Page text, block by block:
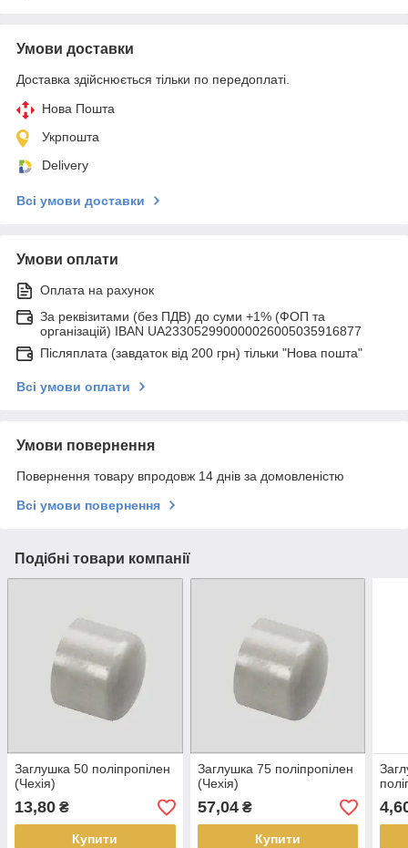
Умови доставки
Доставка здійснюється тільки по передоплаті.
Нова Пошта
Укрпошта
Delivery
Всі умови доставки
Умови оплати
Оплата на рахунок
За реквізитами (без ПДВ) до суми +1% (ФОП та
організацій) IBAN UA233052990000026005035916877
Післяплата (завдаток від 200 грн) тільки "Нова пошта"
Всі умови оплати
Умови повернення
Повернення товару впродовж 14 днів за домовленістю
Всі умови повернення
Подібні товари компанії
Заглушка 50 поліпропілен
(Чехія)
13,80 ₴
Купити
Заглушка 75 поліпропілен
(Чехія)
57,04₴
Купити